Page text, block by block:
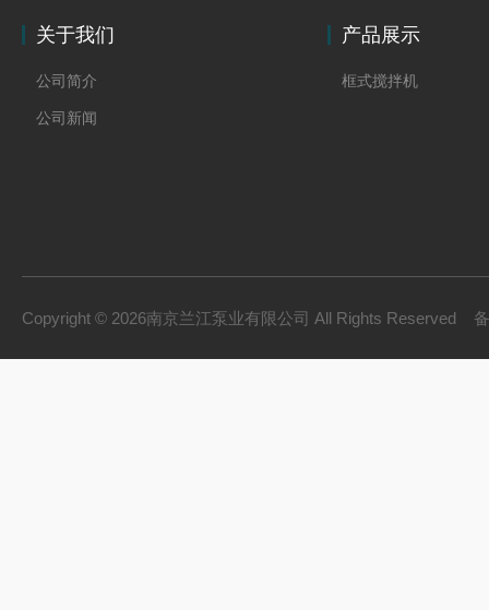
关于我们
公司简介
公司新闻
产品展示
框式搅拌机
Copyright © 2026南京兰江泵业有限公司 All Rights Reserved